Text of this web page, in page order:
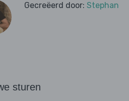
Gecreëerd door: Stephan
sturen